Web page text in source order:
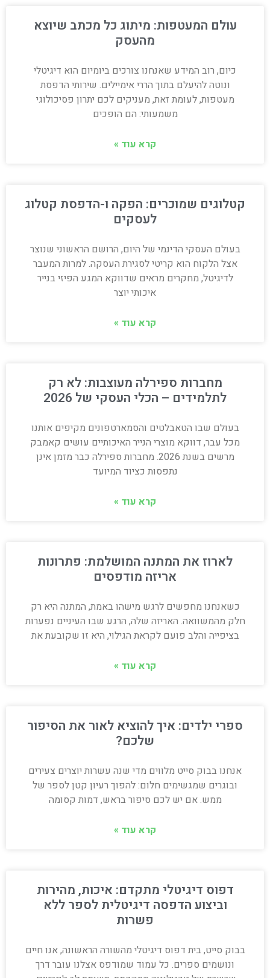
עולם המעטפות: מיתוג כל מכתב שיוצא
מהעסק
כיום, רוב המידע שאנחנו צורכים ביומיום הוא דיגיטלי
ונוטה להיעלם בתוך הררי אימיילים. שירותי הדפסת
מעטפות, לעומת זאת, מעניקים לכם יתרון פסיכולוגי
משמעותי: הם הופכים
קרא עוד »
קטלוגים שמוכרים: הפקה ו-הדפסת קטלוג
לעסקים
בעולם העסקי הדינמי של היום, הרושם הראשוני שנוצר
אצל הלקוח הוא קריטי לסגירת העסקה. למרות המעבר
לדיגיטל, מחקרים מראים שדווקא המגע הפיזי בנייר
איכותי יוצר
קרא עוד »
מחברות ספירלה מעוצבות: לא רק
לתלמידים – הכלי העסקי של 2026
בעולם שבו הטאבלטים והסמארטפונים מקיפים אותנו
מכל עבר, דווקא מוצרי הנייר האיכותיים עושים קאמבק
מרשים בשנת 2026. מחברות ספירלה כבר מזמן אינן
נתפסות כציוד המיועד
קרא עוד »
לארוז את המתנה המושלמת: פתרונות
אריזה מודפסים
כשאנחנו מחפשים לרגש מישהו באמת, המתנה היא רק
חלק מהמשוואה. האריזה שלה, הרגע שבו העיניים נפערות
בציפייה והלב פועם לקראת הגילוי, היא זו שקובעת את
קרא עוד »
ספרי ילדים: איך להוציא לאור את הסיפור
שלכם?
אנחנו בבוק סייט מלווים מדי שנה עשרות יוצרים צעירים
ובוגרים שמגשימים חלום: להפוך רעיון קטן לספר של
ממש. אם יש לכם סיפור בראש, דמות קסומה
קרא עוד »
דפוס דיגיטלי מתקדם: איכות, מהירות
וביצוע הדפסה דיגיטלית לספר ללא
פשרות
בבוק סייט, בית דפוס דיגיטלי מהשורה הראשונה, אנו חיים
ונושמים ספרים. כל עמוד שמודפס אצלנו עובר דרך